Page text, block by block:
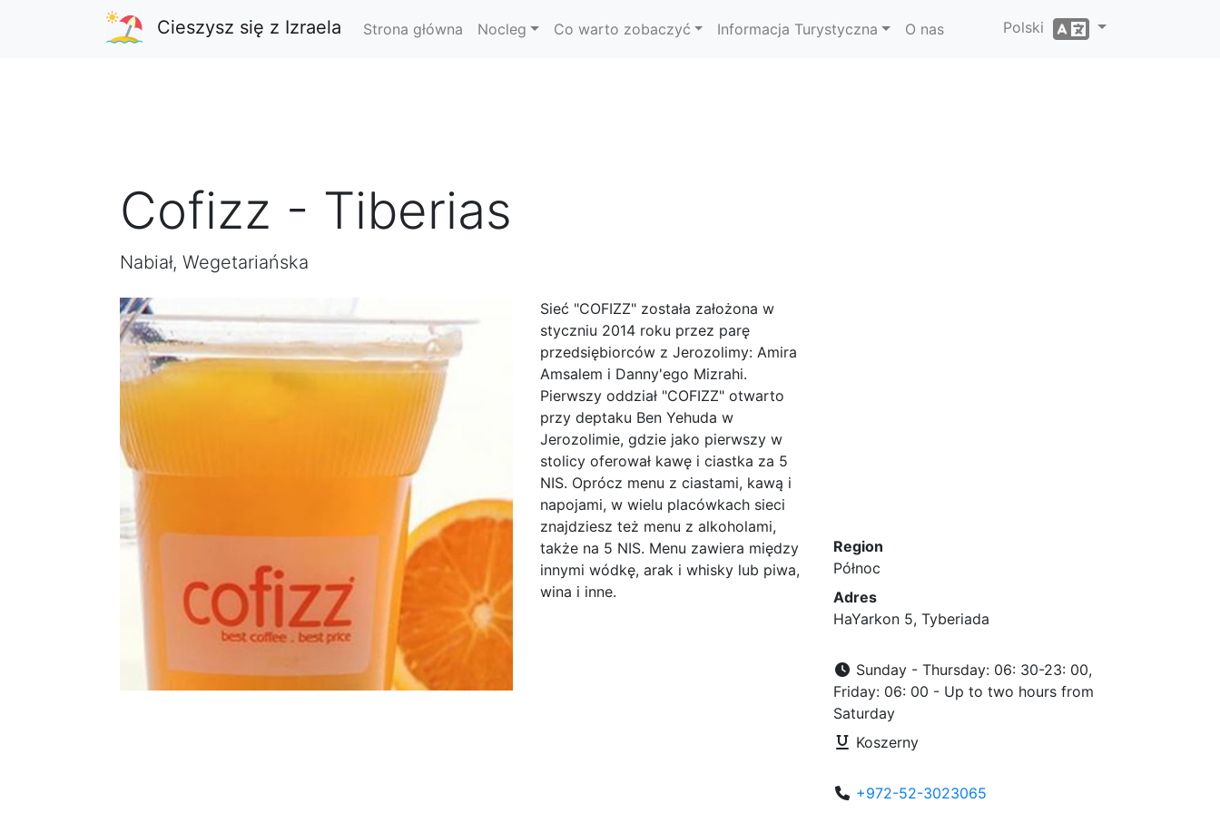
Cieszysz się z Izraela Strona główna Nocleg Co warto zobaczyć Informacja Turystyczna O nas Polski
Cofizz - Tiberias
Nabiał, Wegetariańska
Sieć "COFIZZ" została założona w
styczniu 2014 roku przez parę
przedsiębiorców z Jerozolimy: Amira
Amsalem i Danny'ego Mizrahi.
Pierwszy oddział "COFIZZ" otwarto
przy deptaku Ben Yehuda w
Jerozolimie, gdzie jako pierwszy w
stolicy oferował kawę i ciastka za 5
NIS. Oprócz menu z ciastami, kawą i
napojami, w wielu placówkach sieci
znajdziesz też menu z alkoholami,
także na 5 NIS. Menu zawiera między
innymi wódkę, arak i whisky lub piwa,
wina i inne.
Region
Północ
Adres
HaYarkon 5, Tyberiada
Sunday - Thursday: 06: 30-23: 00,
Friday: 06: 00 - Up to two hours from
Saturday
Koszerny
+972-52-3023065